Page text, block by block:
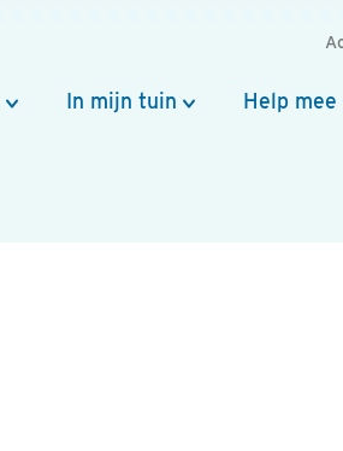
In mijn tuin Help mee